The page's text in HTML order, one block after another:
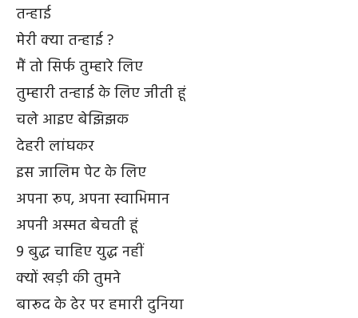
तन्हाई
मेरी क्या तन्हाई ?
मैं तो सिर्फ तुम्हारे लिए
तुम्हारी तन्हाई के लिए जीती हूं
चले आइए बेझिझक
देहरी लांघकर
इस जालिम पेट के लिए
अपना रूप, अपना स्वाभिमान
अपनी अस्मत बेचती हूं
9 बुद्ध चाहिए युद्ध नहीं
क्यों खड़ी की तुमने
बारूद के ढेर पर हमारी दुनिया